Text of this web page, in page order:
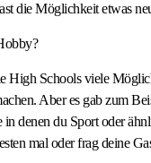
die Möglichkeit etwas
High Schools viele
Aber es gab zum
denen du Sport oder
mal oder frag deine